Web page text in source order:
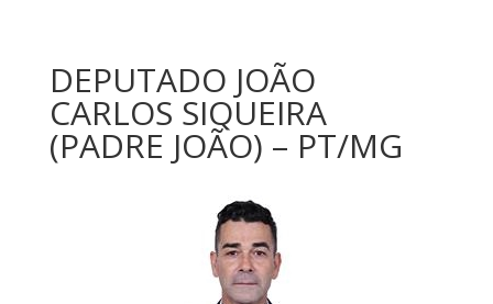
DEPUTADO JOÃO
CARLOS SIQUEIRA
(PADRE JOÃO) – PT/MG